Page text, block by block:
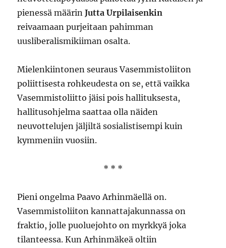
pienessä määrinJutta Urpilaisenkin
reivaamaan purjeitaan pahimman
uusliberalismikiiman osalta.
Mielenkiintonen seuraus Vasemmistoliiton
poliittisesta rohkeudesta on se, että vaikka
Vasemmistoliitto jäisi pois hallituksesta,
hallitusohjelma saattaa olla näiden
neuvottelujen jäljiltä sosialistisempi kuin
kymmeniin vuosiin.
* * *
Pieni ongelma Paavo Arhinmäellä on.
Vasemmistoliiton kannattajakunnassa on
fraktio, jolle puoluejohto on myrkkyä joka
tilanteessa. Kun Arhinmäkeä oltiin